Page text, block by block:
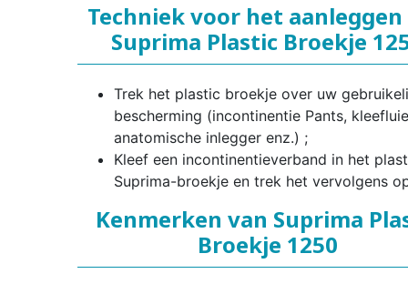
Techniek voor het aanleggen
Suprima Plastic Broekje
Trek het plastic broekje over uw
bescherming (incontinentie Pants,
anatomische inlegger enz.) ;
Kleef een incontinentieverband in het
Suprima-broekje en trek het vervolgens
Kenmerken van Suprima
Broekje 1250